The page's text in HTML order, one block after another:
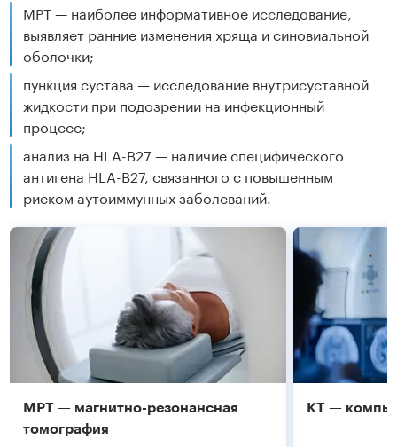
МРТ — наиболее информативное исследование,
выявляет ранние изменения хряща и синовиальной
оболочки;
пункция сустава — исследование внутрисуставной
жидкости при подозрении на инфекционный
процесс;
анализ на HLA-B27 — наличие специфического
антигена HLA-B27, связанного с повышенным
риском аутоиммунных заболеваний.
МРТ — магнитно-резонансная
томография
КТ —